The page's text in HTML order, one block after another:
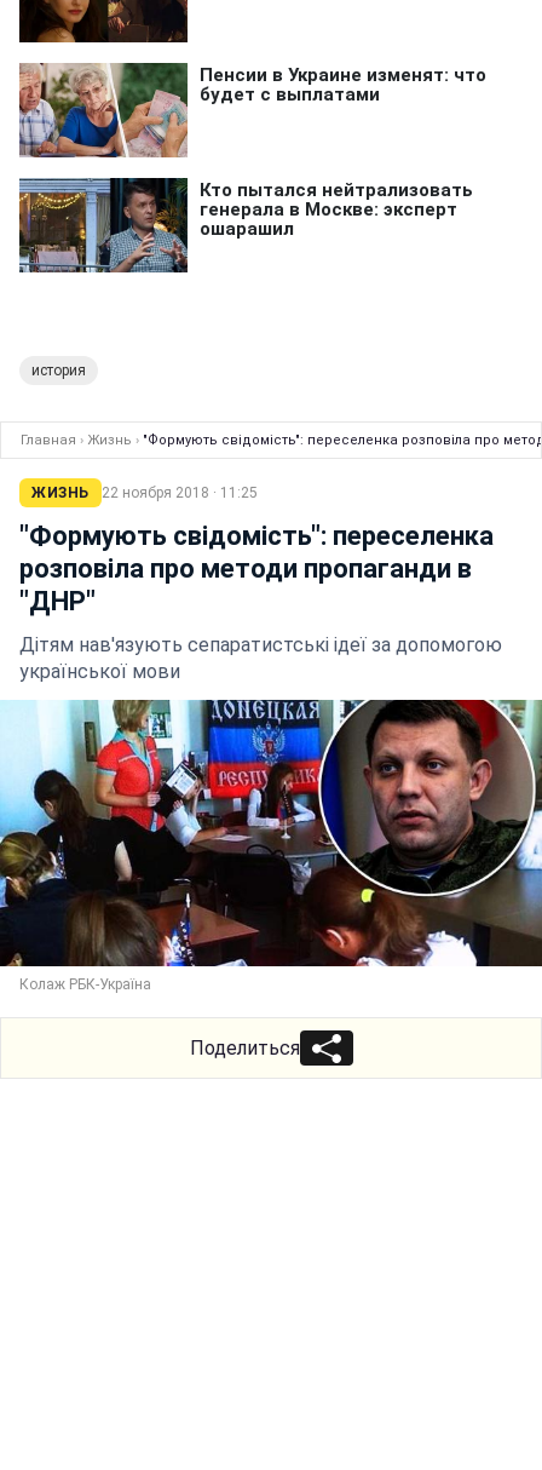
история
Главная › Жизнь › "Формують свідомість": переселенка розповіла про
ЖИЗНЬ 22 ноября 2018 · 11:25
"Формують свідомість": переселенка
розповіла про методи пропаганди в
"ДНР"
Дітям нав'язують сепаратистські ідеї за допомогою
української мови
Колаж РБК-Україна
Поделиться